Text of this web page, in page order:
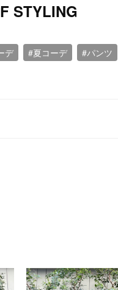
STYLING
デ #夏コーデ #パンツ